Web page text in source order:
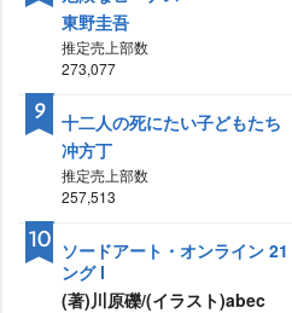
東野圭吾
推定売上部数
273,077
十二人の死にたい子どもたち
冲方丁
推定売上部数
257,513
9
ソードアート・オンライン
ング Ⅰ
(著)川原礫/(イラスト)abec
10